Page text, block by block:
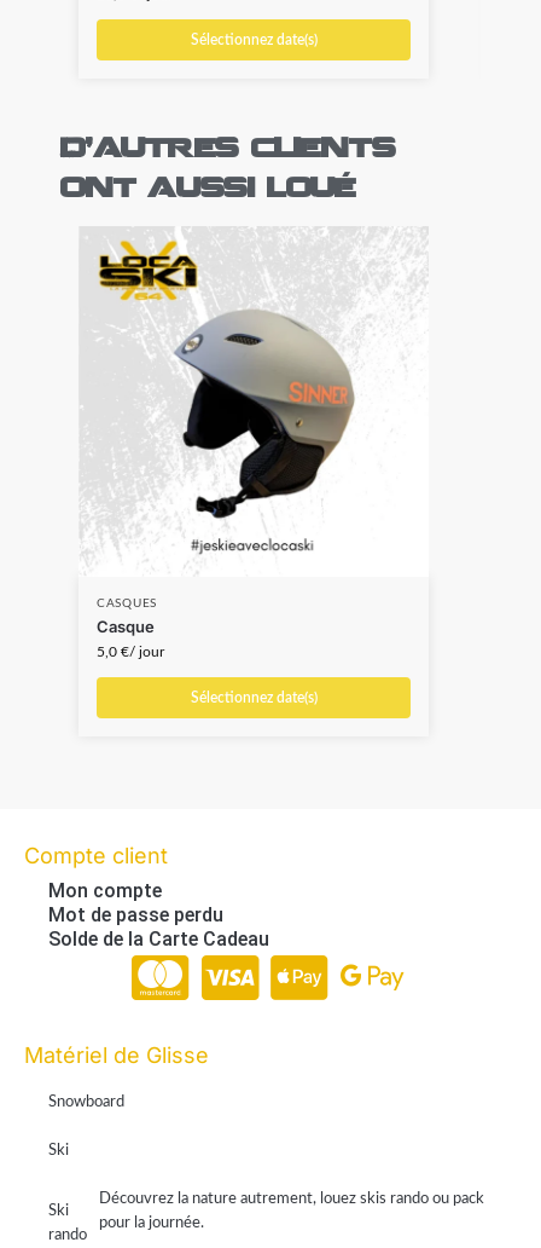
Sélectionnez date(s)
D'autres clients
ont aussi loué
CASQUES
Casque
5,0 €/ jour
Sélectionnez date(s)
Compte client
Mon compte
Mot de passe perdu
Solde de la Carte Cadeau
Matériel de Glisse
Snowboard
Ski
Ski
rando
Découvrez la nature autrement, louez skis rando ou pack
pour la journée.